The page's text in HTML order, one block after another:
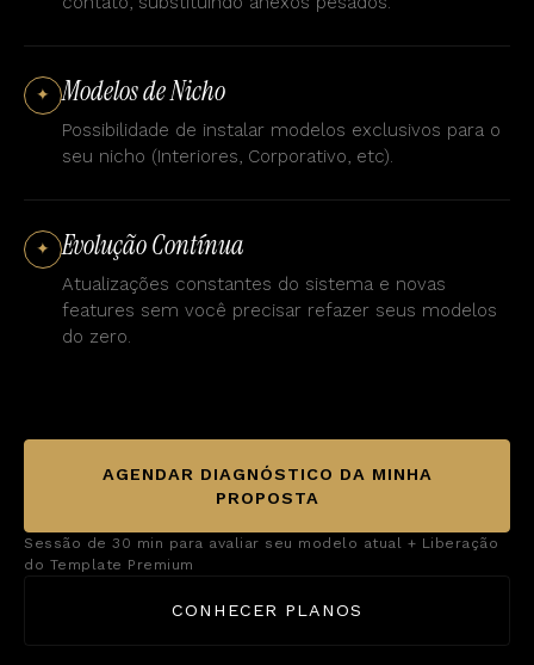
✦ Modelos de Nicho
Possibilidade de instalar modelos exclusivos para o
seu nicho (Interiores, Corporativo, etc).
✦ Evolução Contínua
Atualizações constantes do sistema e novas
features sem você precisar refazer seus modelos
do zero.
AGENDAR DIAGNÓSTICO DA MINHA
PROPOSTA
Sessão de 30 min para avaliar seu modelo atual + Liberação
do Template Premium
CONHECER PLANOS